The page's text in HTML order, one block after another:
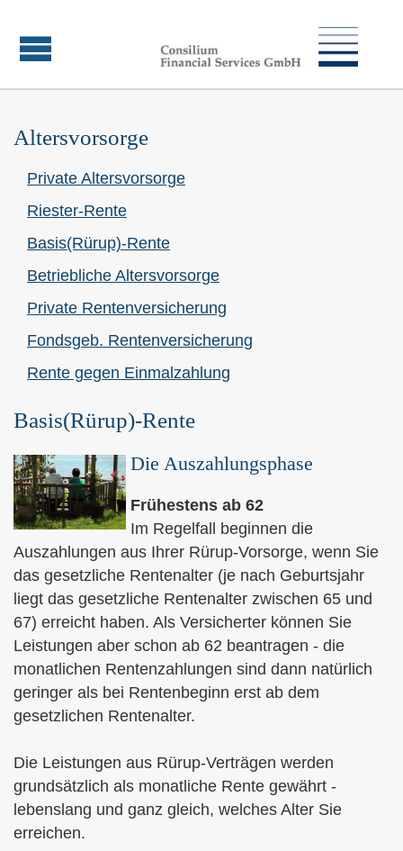
Alters­vorsorge
Private Alters­vorsorge
Riester-Rente
Basis(Rürup)-Rente
Betriebliche Alters­vorsorge
Private Rentenversicherung
Fondsgeb. Rentenversicherung
Rente gegen Einmal­zahlung
Basis(Rürup)-Rente
Die Auszahlungsphase
Frühestens ab 62
Im Regelfall beginnen die
Auszahlungen aus Ihrer Rürup-Vorsorge, wenn Sie
das gesetzliche Rentenalter (je nach Geburtsjahr
liegt das gesetzliche Rentenalter zwischen 65 und
67) erreicht haben. Als Versicherter können Sie
Leistungen aber schon ab 62 beantragen - die
monatlichen Rentenzahlungen sind dann natürlich
geringer als bei Rentenbeginn erst ab dem
gesetzlichen Rentenalter.
Die Leistungen aus Rürup-Verträgen werden
grundsätzlich als monatliche Rente gewährt -
lebenslang und ganz gleich, welches Alter Sie
erreichen.